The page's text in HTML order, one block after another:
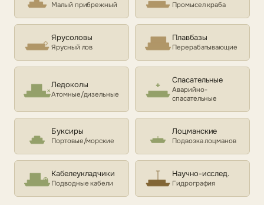
Малый прибрежный Промысел краба
Ярусоловы
Ярусный лов
Плавбазы
Перерабатывающие
Ледоколы
Атомные/дизельные
Спасательные
Аварийно-
спасательные
Буксиры
Портовые/морские
Лоцманские
Подвозка лоцманов
Кабелеукладчики
Подводные кабели
Научно-исслед.
Гидрография